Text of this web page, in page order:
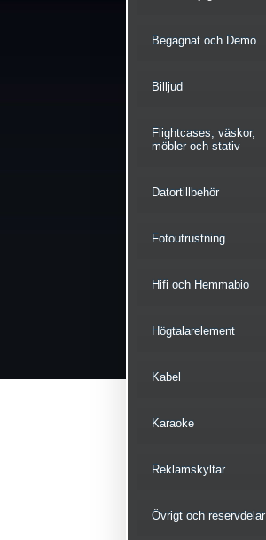
Begagnat och Demo
Billjud
Flightcases, väskor,
möbler och stativ
Datortillbehör
Fotoutrustning
Hifi och Hemmabio
Högtalarelement
Kabel
Karaoke
Reklamskyltar
Övrigt och reservdelar